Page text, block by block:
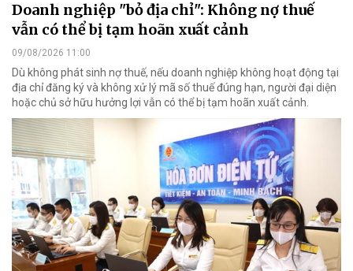
Doanh nghiệp "bỏ địa chỉ": Không nợ thuế
vẫn có thể bị tạm hoãn xuất cảnh
09/08/2026 11:00
Dù không phát sinh nợ thuế, nếu doanh nghiệp không hoạt động tại
địa chỉ đăng ký và không xử lý mã số thuế đúng hạn, người đại diện
hoặc chủ sở hữu hưởng lợi vẫn có thể bị tạm hoãn xuất cảnh.